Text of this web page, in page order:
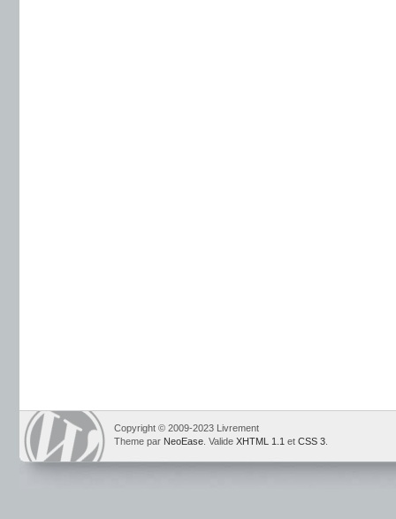
Copyright © 2009-2023 Livrement
Theme par NeoEase . Valide XHTML 1.1 et CSS 3